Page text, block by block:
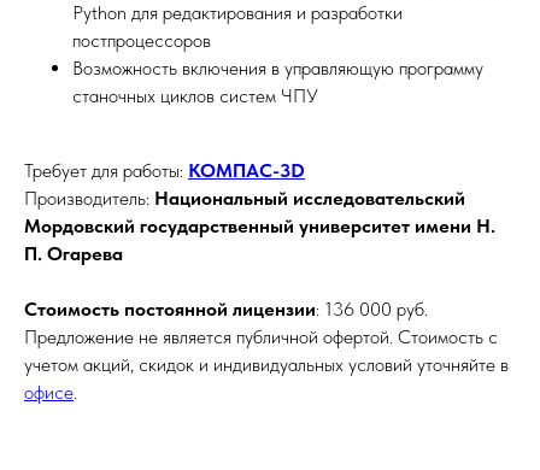
Python для редактирования и разработки
постпроцессоров
Возможность включения в управляющую программу
станочных циклов систем ЧПУ
Требует для работы: КОМПАС-3D
Производитель: Национальный исследовательский
Мордовский государственный университет имени Н.
П. Огарева
Стоимость постоянной лицензии: 136 000 руб.
Предложение не является публичной офертой. Стоимость с
учетом акций, скидок и индивидуальных условий уточняйте в
офисе.